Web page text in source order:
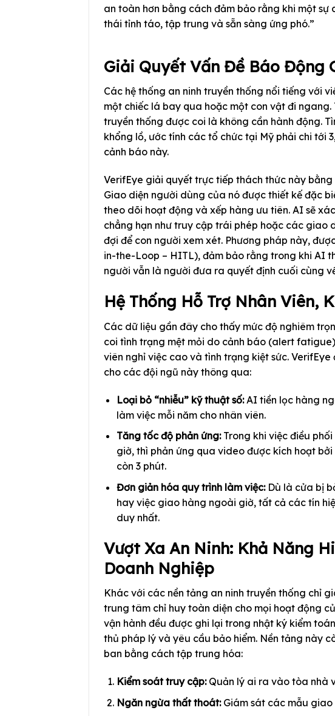
an toàn hơn bằng cách đảm bảo rằng khi một
thái tỉnh táo, tập trung và sẵn sàng ứng phó.”
Giải Quyết Vấn Đề Báo Động
Các hệ thống an ninh truyền thống nổi tiếng với
một chiếc lá bay qua hoặc một con vật đi
truyền thống được coi là không cần hành động.
khổng lồ, ước tính các tổ chức tại Mỹ phải chi tới
cảnh báo này.
VerifEye giải quyết trực tiếp thách thức này
Giao diện người dùng của nó được thiết kế đặc
theo dõi hoạt động và xếp hàng ưu tiên. AI sẽ
chẳng hạn như truy cập trái phép hoặc các giao
đợi để con người xem xét. Phương pháp này,
in-the-Loop – HITL), đảm bảo rằng trong khi AI
người vẫn là người đưa ra quyết định cuối cùng
Hệ Thống Hỗ Trợ Nhân Viên,
Các dữ liệu gần đây cho thấy mức độ nghiêm
coi tình trạng mệt mỏi do cảnh báo (alert
viên nghỉ việc cao và tình trạng kiệt sức.
cho các đội ngũ này thông qua:
Loại bỏ “nhiễu” kỹ thuật số:AI tiền lọc hàng
làm việc mỗi năm cho nhân viên.
Tăng tốc độ phản ứng:Trong khi việc điều
giờ, thì phản ứng qua video được kích hoạt
còn 3 phút.
Đơn giản hóa quy trình làm việc:Dù là cửa bị
hay việc giao hàng ngoài giờ, tất cả các tín
duy nhất.
Vượt Xa An Ninh: Khả Năng
Doanh Nghiệp
Khác với các nền tảng an ninh truyền thống chỉ
trung tâm chỉ huy toàn diện cho mọi hoạt động
vận hành đều được ghi lại trong nhật ký kiểm
thủ pháp lý và yêu cầu bảo hiểm. Nền tảng này
ban bằng cách tập trung hóa:
Kiểm soát truy cập:Quản lý ai ra vào tòa nhà
Ngăn ngừa thất thoát:Giám sát các mẫu